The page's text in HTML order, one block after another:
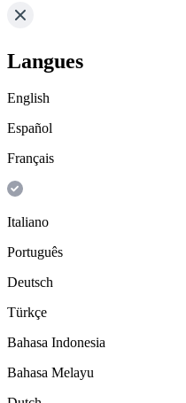
Langues
English
Español
Français
Italiano
Português
Deutsch
Türkçe
Bahasa Indonesia
Bahasa Melayu